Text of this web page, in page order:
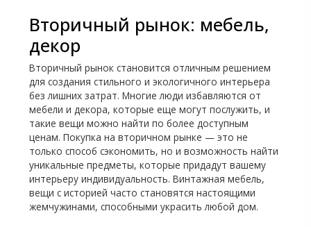
Вторичный рынок: мебель,
декор
Вторичный рынок становится отличным решением
для создания стильного и экологичного интерьера
без лишних затрат. Многие люди избавляются от
мебели и декора, которые еще могут послужить, и
такие вещи можно найти по более доступным
ценам. Покупка на вторичном рынке — это не
только способ сэкономить, но и возможность найти
уникальные предметы, которые придадут вашему
интерьеру индивидуальность. Винтажная мебель,
вещи с историей часто становятся настоящими
жемчужинами, способными украсить любой дом.